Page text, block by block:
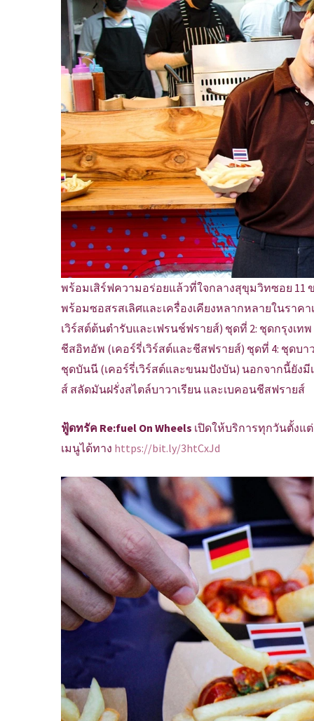
พร้อมเสิร์ฟความอร่อยแล้วที่ใจกลางสุขุมวิทซอย 11
พร้อมซอสรสเลิศและเครื่องเคียงหลากหลายในราค
เวิร์สต์ต้นตำรับและเฟรนช์ฟรายส์) ชุดที่ 2: ชุดกรุงเท
ชีสอิทอัพ (เคอร์รี่เวิร์สต์และชีสฟรายส์) ชุดที่ 4: ชุดบา
ชุดบันนี (เคอร์รี่เวิร์สต์และขนมปังบัน) นอกจากนี้ยัง
ส์ สลัดมันฝรั่งสไตล์บาวาเรียน และเบคอนชีสฟรายส์
ฟู้ดทรัค Re:fuel On Wheels เปิดให้บริการทุกวันตั้งแ
เมนูได้ทาง https://bit.ly/3htCxJd